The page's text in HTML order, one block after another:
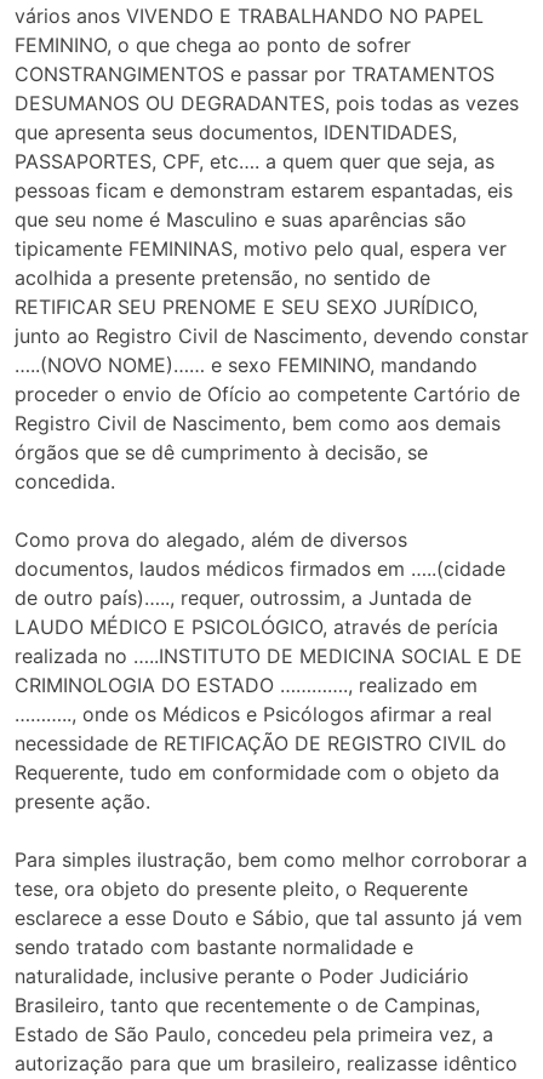
vários anos VIVENDO E TRABALHANDO NO PAPEL
FEMININO, o que chega ao ponto de sofrer
CONSTRANGIMENTOS e passar por TRATAMENTOS
DESUMANOS OU DEGRADANTES, pois todas as vezes
que apresenta seus documentos, IDENTIDADES,
PASSAPORTES, CPF, etc…. a quem quer que seja, as
pessoas ficam e demonstram estarem espantadas, eis
que seu nome é Masculino e suas aparências são
tipicamente FEMININAS, motivo pelo qual, espera ver
acolhida a presente pretensão, no sentido de
RETIFICAR SEU PRENOME E SEU SEXO JURÍDICO,
junto ao Registro Civil de Nascimento, devendo constar
…..(NOVO NOME)…… e sexo FEMININO, mandando
proceder o envio de Ofício ao competente Cartório de
Registro Civil de Nascimento, bem como aos demais
órgãos que se dê cumprimento à decisão, se
concedida.
Como prova do alegado, além de diversos
documentos, laudos médicos firmados em …..(cidade
de outro país)….., requer, outrossim, a Juntada de
LAUDO MÉDICO E PSICOLÓGICO, através de perícia
realizada no …..INSTITUTO DE MEDICINA SOCIAL E DE
CRIMINOLOGIA DO ESTADO …………., realizado em
……….., onde os Médicos e Psicólogos afirmar a real
necessidade de RETIFICAÇÃO DE REGISTRO CIVIL do
Requerente, tudo em conformidade com o objeto da
presente ação.
Para simples ilustração, bem como melhor corroborar a
tese, ora objeto do presente pleito, o Requerente
esclarece a esse Douto e Sábio, que tal assunto já vem
sendo tratado com bastante normalidade e
naturalidade, inclusive perante o Poder Judiciário
Brasileiro, tanto que recentemente o de Campinas,
Estado de São Paulo, concedeu pela primeira vez, a
autorização para que um brasileiro, realizasse idêntico